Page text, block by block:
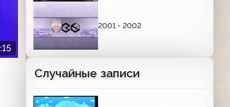
2001 - 2002
Случайные записи